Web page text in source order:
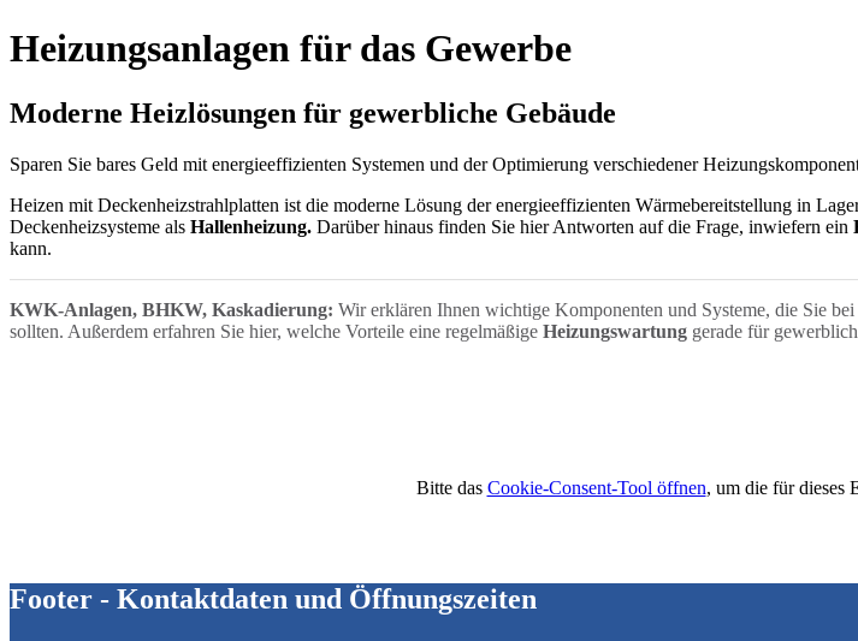
Heizungsanlagen für das Gewerbe
Moderne Heizlösungen für gewerbliche Gebäude
Sparen Sie bares Geld mit energieeffizienten Systemen und der Optimierung verschiedener
Heizen mit Deckenheizstrahlplatten ist die moderne Lösung der energieeffizienten Wärmebereitstellung in
Deckenheizsysteme als Hallenheizung. Darüber hinaus finden Sie hier Antworten auf die Frage, inwiefern ein
kann.
KWK-Anlagen, BHKW, Kaskadierung: Wir erklären Ihnen wichtige Komponenten und Systeme, die Sie
sollten. Außerdem erfahren Sie hier, welche Vorteile eine regelmäßige Heizungswartung gerade für
Bitte das Cookie-Consent-Tool öffnen, um die für dieses
Footer - Kontaktdaten und Öffnungszeiten